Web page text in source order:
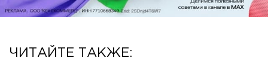
ЧИТАЙТЕ ТАКЖЕ: